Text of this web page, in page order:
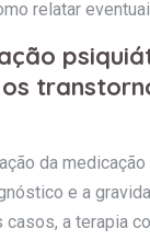
relatar
da
e a
casos, a terapia